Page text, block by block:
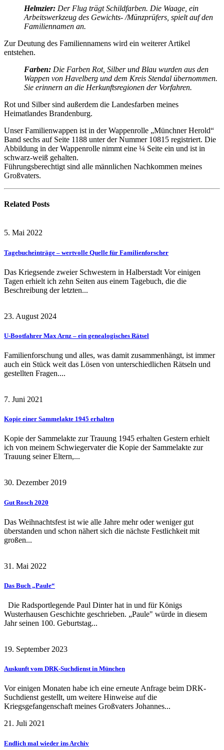
Helmzier: Der Flug trägt Schildfarben. Die Waage, ein
Arbeitswerkzeug des Gewichts- /Münzprüfers, spielt auf den
Familiennamen an.
Zur Deutung des Familiennamens wird ein weiterer Artikel
entstehen.
Farben: Die Farben Rot, Silber und Blau wurden aus den
Wappen von Havelberg und dem Kreis Stendal übernommen.
Sie erinnern an die Herkunftsregionen der Vorfahren.
Rot und Silber sind außerdem die Landesfarben meines
Heimatlandes Brandenburg.
Unser Familienwappen ist in der Wappenrolle „Münchner Herold“
Band sechs auf Seite 1188 unter der Nummer 10815 registriert. Die
Abbildung in der Wappenrolle nimmt eine ¼ Seite ein und ist in
schwarz-weiß gehalten.
Führungsberechtigt sind alle männlichen Nachkommen meines
Großvaters.
Related Posts
5. Mai 2022
Tagebucheinträge – wertvolle Quelle für Familienforscher
Das Kriegsende zweier Schwestern in Halberstadt Vor einigen
Tagen erhielt ich zehn Seiten aus einem Tagebuch, die die
Beschreibung der letzten...
23. August 2024
U-Bootfahrer Max Arnz – ein genealogisches Rätsel
Familienforschung und alles, was damit zusammenhängt, ist immer
auch ein Stück weit das Lösen von unterschiedlichen Rätseln und
gestellten Fragen....
7. Juni 2021
Kopie einer Sammelakte 1945 erhalten
Kopie der Sammelakte zur Trauung 1945 erhalten Gestern erhielt
ich von meinem Schwiegervater die Kopie der Sammelakte zur
Trauung seiner Eltern,...
30. Dezember 2019
Gut Rosch 2020
Das Weihnachtsfest ist wie alle Jahre mehr oder weniger gut
überstanden und schon nähert sich die nächste Festlichkeit mit
großen...
31. Mai 2022
Das Buch „Paule“
Die Radsportlegende Paul Dinter hat in und für Königs
Wusterhausen Geschichte geschrieben. „Paule" würde in diesem
Jahr seinen 100. Geburtstag...
19. September 2023
Auskunft vom DRK-Suchdienst in München
Vor einigen Monaten habe ich eine erneute Anfrage beim DRK-
Suchdienst gestellt, um weitere Hinweise auf die
Kriegsgefangenschaft meines Großvaters Johannes...
21. Juli 2021
Endlich mal wieder ins Archiv